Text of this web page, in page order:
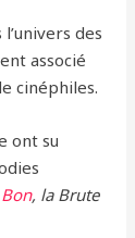
des
associé
cinéphiles.
ont su
, la Brute